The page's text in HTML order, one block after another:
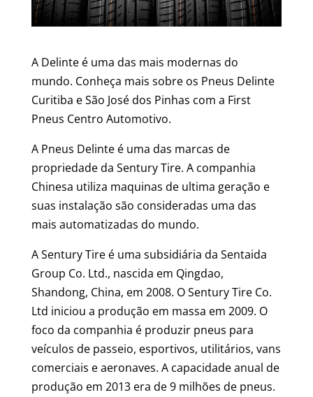
A Delinte é uma das mais modernas do
mundo. Conheça mais sobre os Pneus Delinte
Curitiba e São José dos Pinhas com a First
Pneus Centro Automotivo.
A Pneus Delinte é uma das marcas de
propriedade da Sentury Tire. A companhia
Chinesa utiliza maquinas de ultima geração e
suas instalação são consideradas uma das
mais automatizadas do mundo.
A Sentury Tire é uma subsidiária da Sentaida
Group Co. Ltd., nascida em Qingdao,
Shandong, China, em 2008. O Sentury Tire Co.
Ltd iniciou a produção em massa em 2009. O
foco da companhia é produzir pneus para
veículos de passeio, esportivos, utilitários, vans
comerciais e aeronaves. A capacidade anual de
produção em 2013 era de 9 milhões de pneus.